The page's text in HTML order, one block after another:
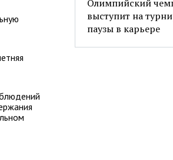
Олимпийский
выступит на
паузы в карьере